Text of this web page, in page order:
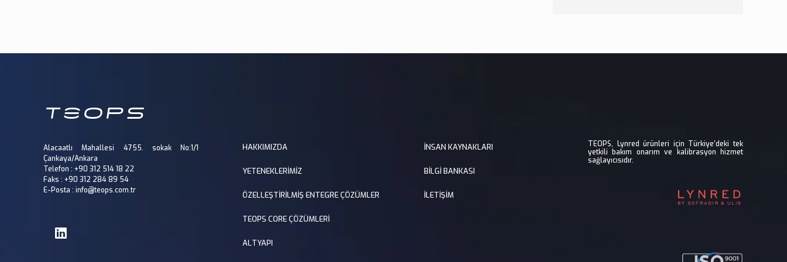
Alacaatlı Mahallesi 4755. sokak No:1/1
Çankaya/Ankara
Telefon : +90 312 514 18 22
Faks : +90 312 284 89 54
E-Posta : info@teops.com.tr
HAKKIMIZDA
YETENEKLERİMİZ
ÖZELLEŞTİRİLMİŞ ENTEGRE ÇÖZÜMLER
TEOPS CORE ÇÖZÜMLERİ
ALTYAPI
İNSAN KAYNAKLARI
BİLGİ BANKASI
İLETİŞİM
TEOPS, Lynred ürünleri için Türkiye’deki tek
yetkili bakım onarım ve kalibrasyon hizmet
sağlayıcısıdır.